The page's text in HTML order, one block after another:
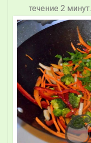
течение 2 минут.